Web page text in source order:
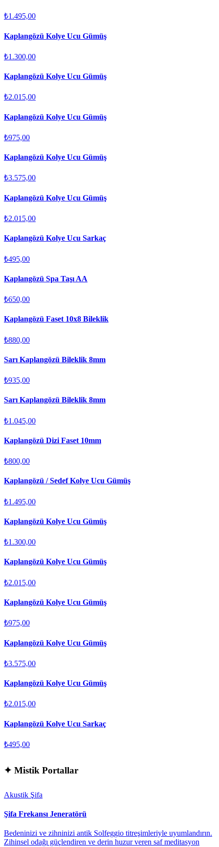
₺1.495,00
Kaplangözü Kolye Ucu Gümüş
₺1.300,00
Kaplangözü Kolye Ucu Gümüş
₺2.015,00
Kaplangözü Kolye Ucu Gümüş
₺975,00
Kaplangözü Kolye Ucu Gümüş
₺3.575,00
Kaplangözü Kolye Ucu Gümüş
₺2.015,00
Kaplangözü Kolye Ucu Sarkaç
₺495,00
Kaplangözü Spa Taşı AA
₺650,00
Kaplangözü Faset 10x8 Bileklik
₺880,00
Sarı Kaplangözü Bileklik 8mm
₺935,00
Sarı Kaplangözü Bileklik 8mm
₺1.045,00
Kaplangözü Dizi Faset 10mm
₺800,00
Kaplangözü / Sedef Kolye Ucu Gümüş
₺1.495,00
Kaplangözü Kolye Ucu Gümüş
₺1.300,00
Kaplangözü Kolye Ucu Gümüş
₺2.015,00
Kaplangözü Kolye Ucu Gümüş
₺975,00
Kaplangözü Kolye Ucu Gümüş
₺3.575,00
Kaplangözü Kolye Ucu Gümüş
₺2.015,00
Kaplangözü Kolye Ucu Sarkaç
₺495,00
✦ Mistik Portallar
Akustik Şifa
Şifa Frekansı Jeneratörü
Bedeninizi ve zihninizi antik Solfeggio titreşimleriyle uyumlandırın.
Zihinsel odağı güçlendiren ve derin huzur veren saf meditasyon